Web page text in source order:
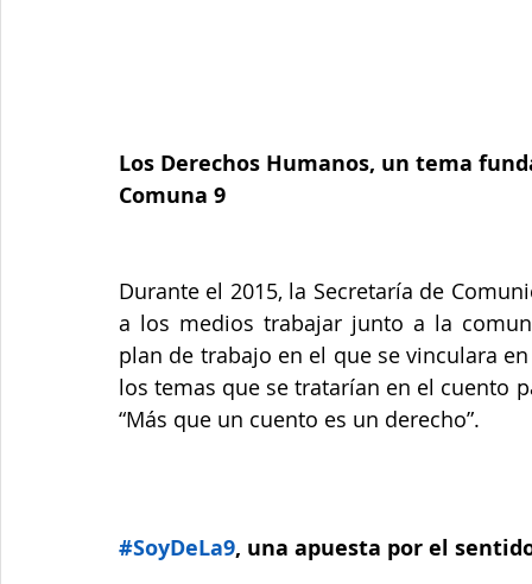
Los Derechos Humanos, un tema
Comuna 9
Durante el 2015, la Secretaría de
a los medios trabajar junto a la
plan de trabajo en el que se vinculara
los temas que se tratarían en el cuento
“Más que un cuento es un derecho”.
#SoyDeLa9, una apuesta por el